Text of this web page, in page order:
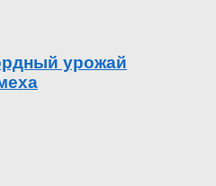
урожай